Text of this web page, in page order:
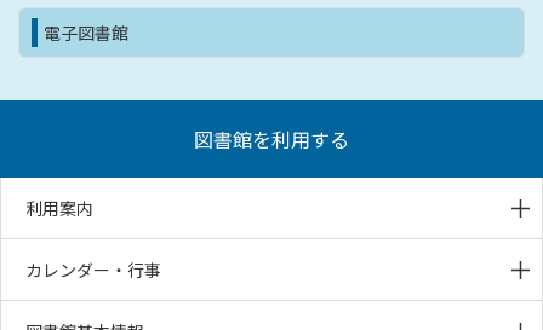
電子図書館
図書館を利用する
利用案内
カレンダー・行事